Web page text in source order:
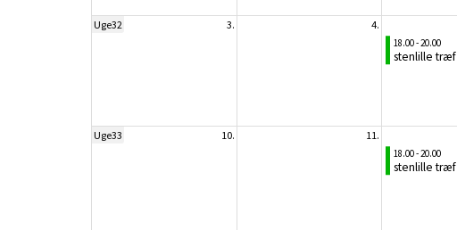
Uge32 3. 4.
18.00 - 20.00
stenlille træf
Uge33 10. 11.
18.00 - 20.00
stenlille træf